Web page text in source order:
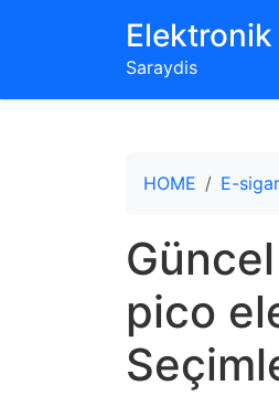
‌Elektronik
Saraydis
HOME E-
pico